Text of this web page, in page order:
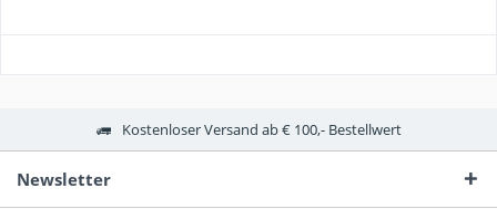
Kostenloser Versand ab € 100,- Bestellwert
Newsletter